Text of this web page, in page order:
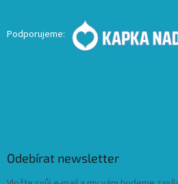
Podporujeme:
Odebírat newsletter